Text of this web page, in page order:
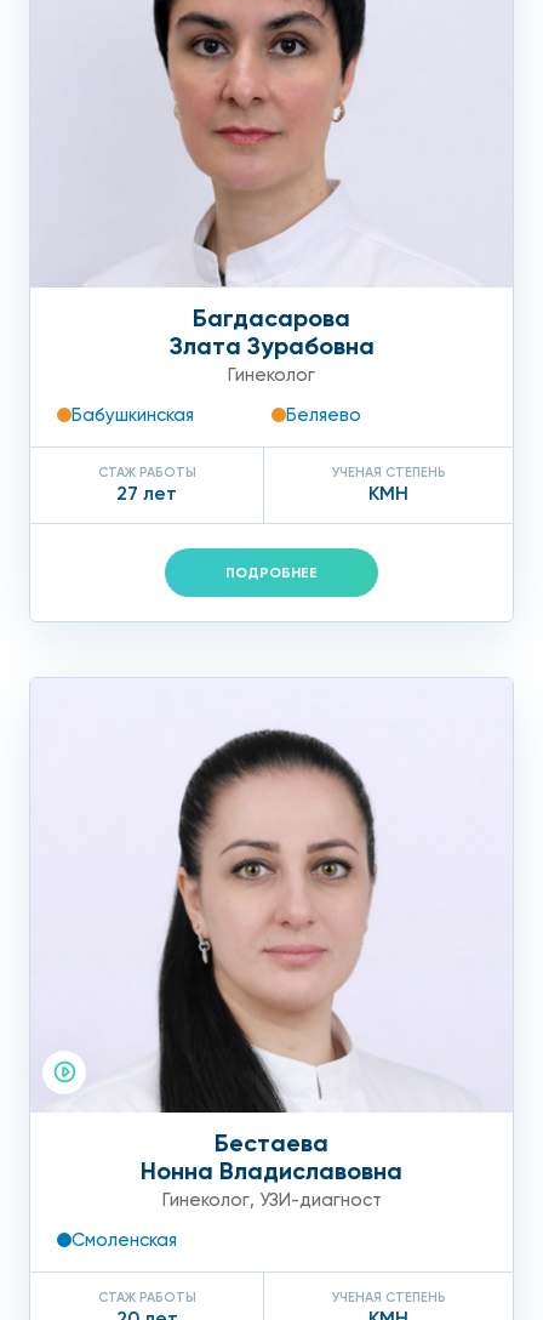
Багдасарова
Злата Зурабовна
Гинеколог
Бабушкинская
Беляево
СТАЖ РАБОТЫ
27 лет
УЧЕНАЯ СТЕПЕНЬ
КМН
ПОДРОБНЕЕ
Бестаева
Нонна Владиславовна
Гинеколог, УЗИ-диагност
Смоленская
СТАЖ РАБОТЫ УЧЕНАЯ СТЕПЕНЬ